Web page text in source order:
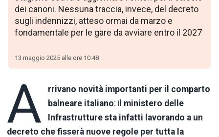
dei canoni. Nessuna traccia, invece, del decreto
sugli indennizzi, atteso ormai da marzo e
fondamentale per le gare da avviare entro il 2027
13 maggio 2025 alle ore 10:48
A
rrivano novità importanti per il comparto
balneare italiano: il ministero delle
Infrastrutture sta infatti lavorando a un
decreto che fisserà nuove regole per tutta la